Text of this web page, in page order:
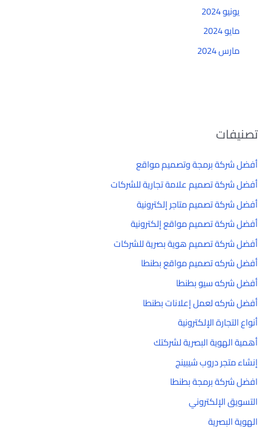
يونيو 2024
مايو 2024
مارس 2024
تصنيفات
أفضل شركة برمجة وتصميم مواقع
أفضل شركة تصميم علامة تجارية للشركات
أفضل شركة تصميم متاجر إلكترونية
أفضل شركة تصميم مواقع إلكترونية
أفضل شركة تصميم هوية بصرية للشركات
أفضل شركه تصميم مواقع بطنطا
أفضل شركه سيو بطنطا
أفضل شركه لعمل إعلانات بطنطا
أنواع التجارة الإلكترونية
أهمية الهوية البصرية لشركتك
إنشاء متجر دروب شيبينج
افضل شركة برمجة بطنطا
التسويق الإلكتروني
الهوية البصرية